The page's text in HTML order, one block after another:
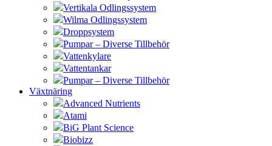
Vertikala Odlingssystem
Wilma Odlingssystem
Droppsystem
Pumpar – Diverse Tillbehör
Vattenkylare
Vattentankar
Pumpar – Diverse Tillbehör
Växtnäring
Advanced Nutrients
Atami
BiG Plant Science
Biobizz